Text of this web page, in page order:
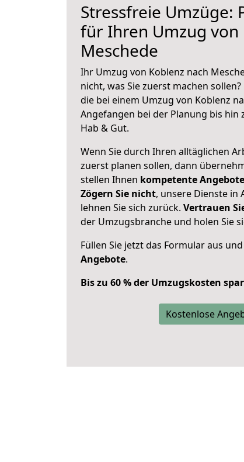
Stressfreie Umzüge:
für Ihren Umzug von
Meschede
Ihr Umzug von Koblenz nach
nicht, was Sie zuerst machen
die bei einem Umzug von Koblenz
Angefangen bei der Planung bis
Hab & Gut.
Wenn Sie durch Ihren alltäglichen
zuerst planen sollen, dann
stellen Ihnen kompetente Angebote
Zögern Sie nicht, unsere Dienste in
lehnen Sie sich zurück. Vertrauen
der Umzugsbranche und holen Sie
Füllen Sie jetzt das Formular aus und
Angebote.
Bis zu 60 % der Umzugskosten
Kostenlose